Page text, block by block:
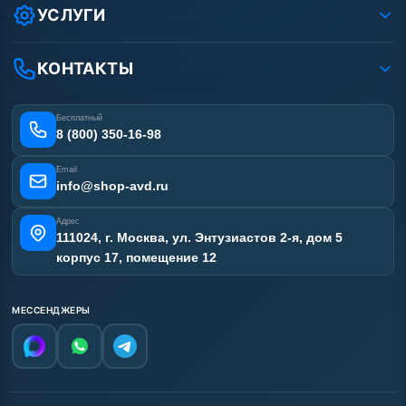
Вакансии
Статьи
Оплата
Доставка
Лизинг
Получить скидку
УСЛУГИ
Услуги
Аренда АВД
Ремонт АВД
Сертификаты
Наши работы
Карта сайта
КОНТАКТЫ
Бесплатный
8 (800) 350-16-98
Email
info@shop-avd.ru
Адрес
111024, г. Москва, ул. Энтузиастов 2-я, дом 5
корпус 17, помещение 12
МЕССЕНДЖЕРЫ